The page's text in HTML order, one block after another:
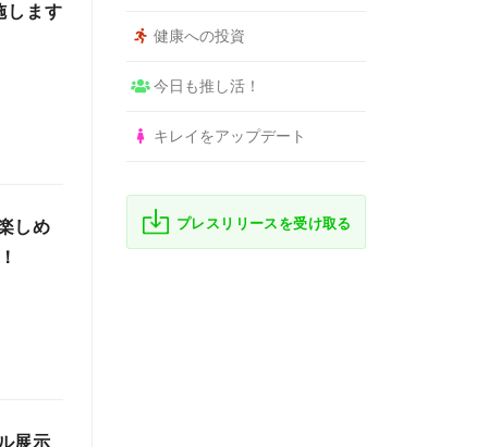
します
しめ
展示
健康への投資
今日も推し活！
キレイをアップデート
プレスリリースを受け取る